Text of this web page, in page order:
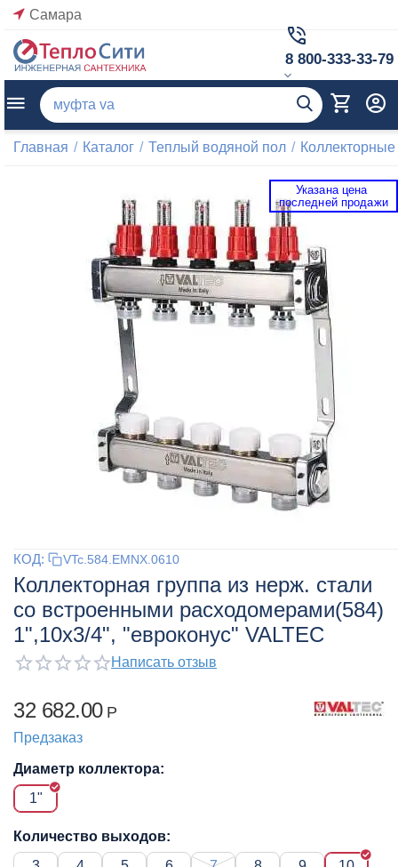
Самара
8 800-333-33-79
Главная / Каталог / Теплый водяной пол /
Указана цена
последней продажи
КОД: VTc.584.EMNX.0610
Коллекторная группа из нерж. стали
со встроенными расходомерами(584)
1",10x3/4", "евроконус" VALTEC
Написать отзыв
32 682.00 Р
Предзаказ
Диаметр коллектора:
1"
Количество выходов: